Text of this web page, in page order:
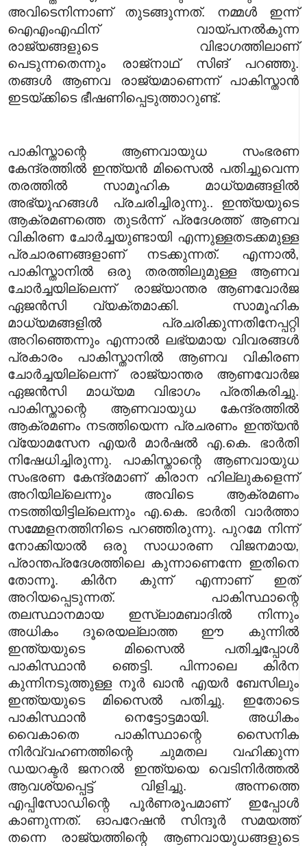
അവിടെനിന്നാണ് തുടങ്ങുന്നത്‌. നമ്മൾ ഇന്ന്
ഐഎംഎഫിന് വായ്പനൽകുന്ന
രാജ്യങ്ങളുടെ വിഭാഗത്തിലാണ്
പെടുന്നതെന്നും രാജ്‌നാഥ്‌ സിങ്‌ പറഞ്ഞു.
തങ്ങൾ ആണവ രാജ്യമാണെന്ന് പാകിസ്താൻ
ഇടയ്ക്കിടെ ഭീഷണിപ്പെടുത്താറുണ്ട്.
പാകിസ്താന്റെ ആണവായുധ സംഭരണ
കേന്ദ്രത്തിൽ ഇന്ത്യൻ മിസൈൽ പതിച്ചുവെന്ന
തരത്തിൽ സാമൂഹിക മാധ്യമങ്ങളിൽ
അഭ്യൂഹങ്ങൾ പ്രചരിച്ചിരുന്നു.. ഇന്ത്യയുടെ
ആക്രമണത്തെ തുടർന്ന് പ്രദേശത്ത് ആണവ
വികിരണ ചോർച്ചയുണ്ടായി എന്നുള്ളതടക്കമുള്ള
പ്രചാരണങ്ങളാണ് നടക്കുന്നത്. എന്നാൽ,
പാകിസ്താനിൽ ഒരു തരത്തിലുമുള്ള ആണവ
ചോർച്ചയില്ലെന്ന് രാജ്യാന്തര ആണവോർജ
ഏജൻസി വ്യക്തമാക്കി. സാമൂഹിക
മാധ്യമങ്ങളിൽ പ്രചരിക്കുന്നതിനേപ്പറ്റി
അറിഞ്ഞെന്നും എന്നാൽ ലഭ്യമായ വിവരങ്ങൾ
പ്രകാരം പാകിസ്താനിൽ ആണവ വികിരണ
ചോർച്ചയില്ലെന്ന് രാജ്യാന്തര ആണവോർജ
ഏജൻസി മാധ്യമ വിഭാഗം പ്രതികരിച്ചു.
പാകിസ്താന്റെ ആണവായുധ കേന്ദ്രത്തിൽ
ആക്രമണം നടത്തിയെന്ന പ്രചരണം ഇന്ത്യൻ
വ്യോമസേന എയർ മാർഷൽ എ.കെ. ഭാർതി
നിഷേധിച്ചിരുന്നു. പാകിസ്താന്റെ ആണവായുധ
സംഭരണ കേന്ദ്രമാണ് കിരാന ഹില്ലുകളെന്ന്
അറിയില്ലെന്നും അവിടെ ആക്രമണം
നടത്തിയിട്ടില്ലെന്നും എ.കെ. ഭാർതി വാർത്താ
സമ്മേളനത്തിനിടെ പറഞ്ഞിരുന്നു. പുറമേ നിന്ന്
നോക്കിയാല്‍ ഒരു സാധാരണ വിജനമായ,
പ്രാന്തപ്രദേശത്തിലെ കുന്നാണെന്നേ ഇതിനെ
തോന്നൂ. കിര്‍ന കുന്ന് എന്നാണ് ഇത്
അറിയപ്പെടുന്നത്. പാകിസ്ഥാന്റെ
തലസ്ഥാനമായ ഇസ്ലാമബാദില്‍ നിന്നും
അധികം ദൂരെയല്ലാത്ത ഈ കുന്നില്‍
ഇന്ത്യയുടെ മിസൈല്‍ പതിച്ചപ്പോള്‍
പാകിസ്ഥാൻ ഞെട്ടി. പിന്നാലെ കിര്‍ന
കുന്നിനടുത്തുള്ള നൂര്‍ ഖാന്‍ എയര്‍ ബേസിലും
ഇന്ത്യയുടെ മിസൈല്‍ പതിച്ചു. ഇതോടെ
പാകിസ്ഥാൻ നെട്ടോട്ടമായി. അധികം
വൈകാതെ പാകിസ്ഥാന്റെ സൈനിക
നിര്‍വ്വഹണത്തിന്റെ ചുമതല വഹിക്കുന്ന
ഡയറക്ടര്‍ ജനറല്‍ ഇന്ത്യയെ വെടിനിര്‍ത്തല്‍
ആവശ്യപ്പെട്ട് വിളിച്ചു. അന്നത്തെ
എപ്പിസോഡിന്റെ പൂർണരൂപമാണ് ഇപ്പോൾ
കാണുന്നത്. ഓപറേഷൻ സിന്ദൂർ സമയത്ത്
തന്നെ രാജ്യത്തിന്റെ ആണവായുധങ്ങളുടെ